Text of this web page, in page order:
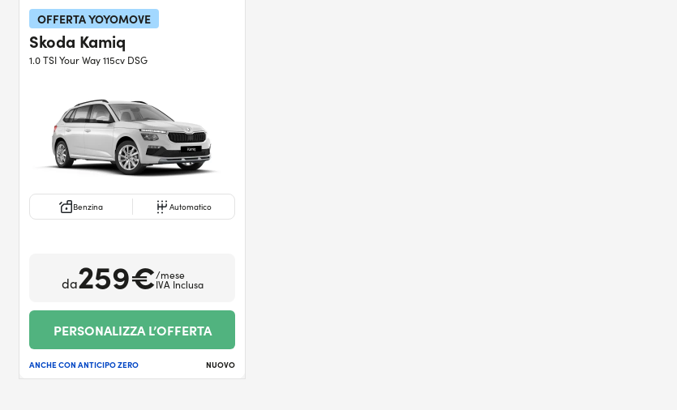
OFFERTA YOYOMOVE
Skoda Kamiq
1.0 TSI Your Way 115cv DSG
Benzina Automatico
da259€/mese
IVA Inclusa
PERSONALIZZA L’OFFERTA
ANCHE CON ANTICIPO ZERO NUOVO